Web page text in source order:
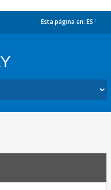
Esta página en: ES